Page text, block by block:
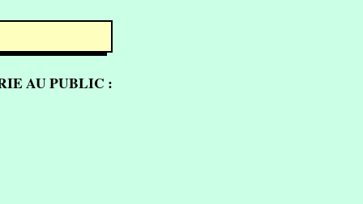
AU PUBLIC :